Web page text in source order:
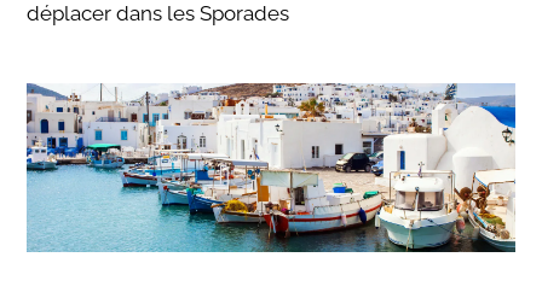
déplacer dans les Sporades